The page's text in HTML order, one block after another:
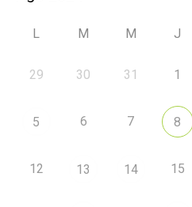
L M M J
29 30 31 1
5 6 7 8
12 13 14 15